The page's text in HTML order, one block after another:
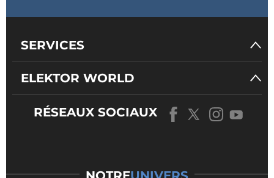
SERVICES
ELEKTOR WORLD
RÉSEAUX SOCIAUX